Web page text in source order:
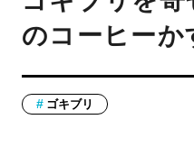
のコーヒーか
ゴキブリ